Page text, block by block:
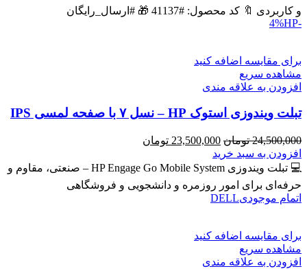
است.
و کاربردی 🔖 کد محصول: #41137 🎁 #ارسال_رایگان
-4%
HP
برای مقایسه اضافه کنید
مشاهده سریع
افزودن به علاقه مندی
تبلت ویندوزی استوک HP – نسل ۷ با صفحه لمسی IPS
24,500,000 تومان قیمت
اصلی
24,500,000 تومان
23,500,000 تومان
23,500,000 تومان
افزودن به سبد خرید
💻 تبلت ویندوزی HP Engage Go Mobile System – صنعتی، مقاوم و
حرفه‌ای برای امور روزمره و دانشجویی و فروشگاهی
اتمام موجودیDELL
برای مقایسه اضافه کنید
مشاهده سریع
افزودن به علاقه مندی